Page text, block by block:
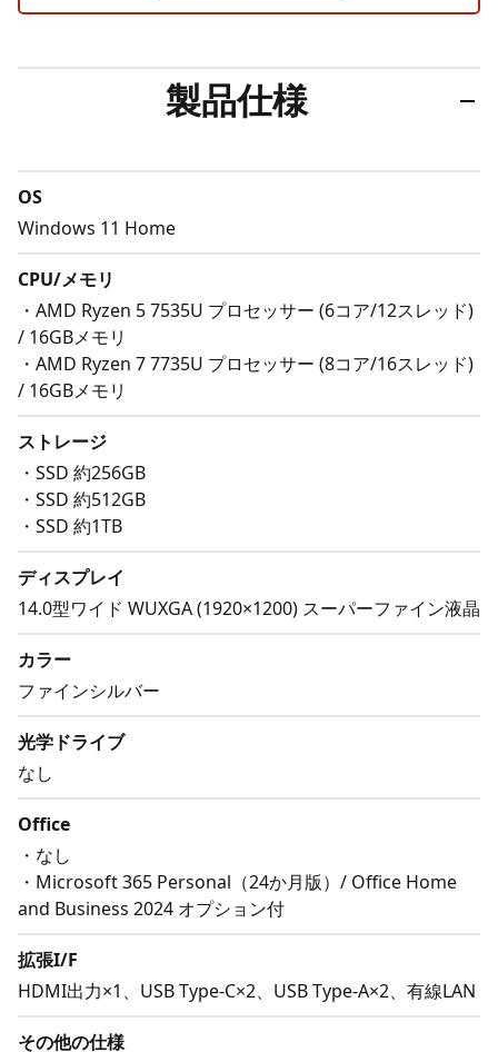
製品仕様
OS
Windows 11 Home
CPU/メモリ
・AMD Ryzen 5 7535U プロセッサー (6コア/12スレッド)
/ 16GBメモリ
・AMD Ryzen 7 7735U プロセッサー (8コア/16スレッド)
/ 16GBメモリ
ストレージ
・SSD 約256GB
・SSD 約512GB
・SSD 約1TB
ディスプレイ
14.0型ワイド WUXGA (1920×1200) スーパーファイン液晶
カラー
ファインシルバー
光学ドライブ
なし
Office
・なし
・Microsoft 365 Personal（24か月版）/ Office Home
and Business 2024 オプション付
拡張I/F
HDMI出力×1、USB Type-C×2、USB Type-A×2、有線LAN
その他の仕様